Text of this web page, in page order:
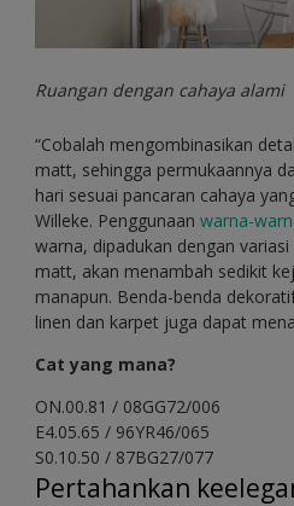
Ruangan dengan cahaya alami
“Cobalah mengombinasikan
matt, sehingga permukaannya
hari sesuai pancaran cahaya
Willeke. Penggunaan warna-
warna, dipadukan dengan
matt, akan menambah sedikit
manapun. Benda-benda
linen dan karpet juga dapat
Cat yang mana?
ON.00.81 / 08GG72/006
E4.05.65 / 96YR46/065
S0.10.50 / 87BG27/077
Pertahankan